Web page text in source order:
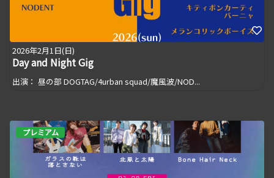
2026年2月1日(日)
Day and Night Gig
出演： 昼の部 DOGTAG/4urban squad/魔風波/NOD...
プレミアム